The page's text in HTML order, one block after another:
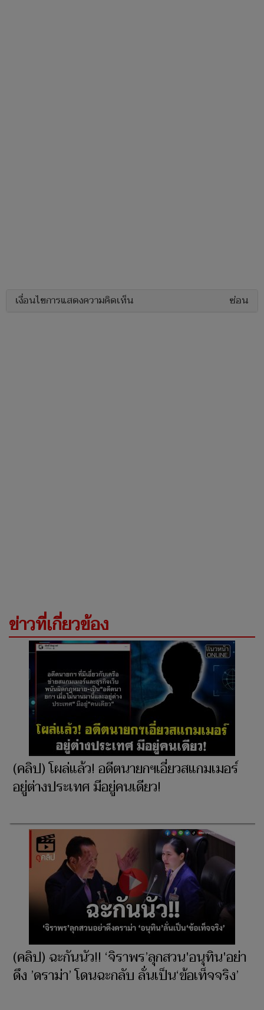
เงื่อนไขการแสดงความคิดเห็น ซ่อน
ข่าวที่เกี่ยวข้อง
(คลิป) โผล่แล้ว! อดีตนายกฯเอี่ยวสแกมเมอร์
อยู่ต่างประเทศ มีอยู่คนเดียว!
(คลิป) ฉะกันนัว!! ‘จิราพร’ลุกสวน'อนุทิน'อย่า
ดึง ’ดราม่า’ โดนฉะกลับ ลั่นเป็น‘ข้อเท็จจริง’